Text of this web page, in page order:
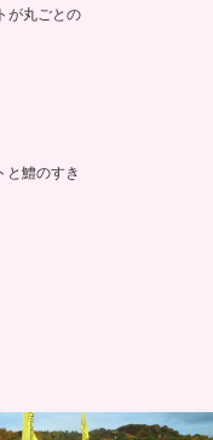
が丸ごとの
と鱧のすき